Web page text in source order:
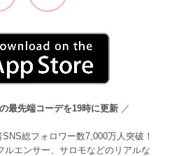
最先端コーデを19時に更新 ／
総フォロワー数7,000万人突破！
ルエンサー、サロモなどのリアルな